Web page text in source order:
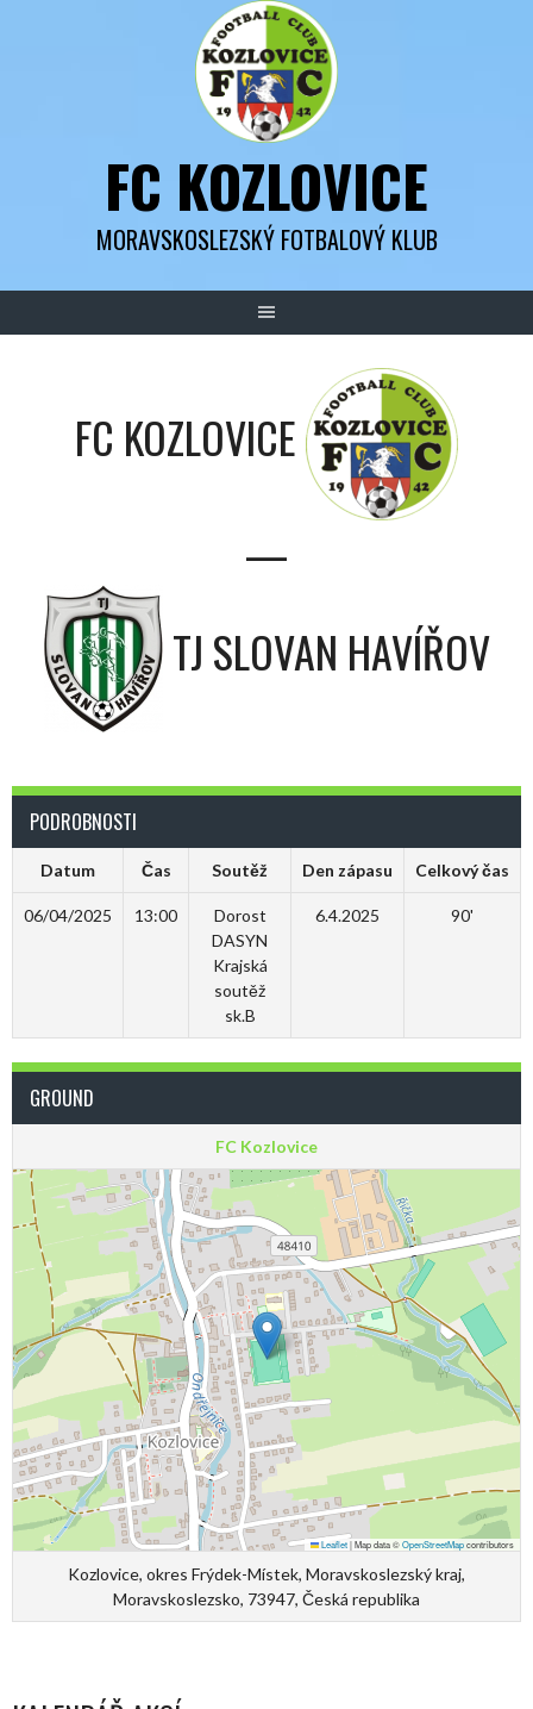
FC KOZLOVICE
MORAVSKOSLEZSKÝ FOTBALOVÝ KLUB
FC KOZLOVICE
—
TJ SLOVAN HAVÍŘOV
PODROBNOSTI
Datum Čas Soutěž Den zápasu Celkový čas
06/04/2025 13:00
Dorost
DASYN
Krajská
soutěž
sk.B
6.4.2025 90'
GROUND
FC Kozlovice
Leaflet|Map data ©OpenStreetMapcontributors
Kozlovice, okres Frýdek-Místek, Moravskoslezský kraj,
Moravskoslezsko, 73947, Česká republika